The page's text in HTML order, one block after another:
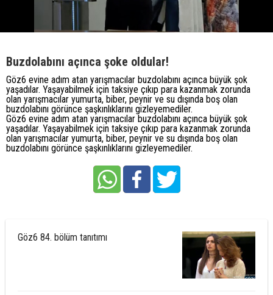
Buzdolabını açınca şoke oldular!
Göz6 evine adım atan yarışmacılar buzdolabını açınca büyük şok
yaşadılar. Yaşayabilmek için taksiye çıkıp para kazanmak zorunda
olan yarışmacılar yumurta, biber, peynir ve su dışında boş olan
buzdolabını görünce şaşkınlıklarını gizleyemediler.
Göz6 evine adım atan yarışmacılar buzdolabını açınca büyük şok
yaşadılar. Yaşayabilmek için taksiye çıkıp para kazanmak zorunda
olan yarışmacılar yumurta, biber, peynir ve su dışında boş olan
buzdolabını görünce şaşkınlıklarını gizleyemediler.
Göz6 84. bölüm tanıtımı